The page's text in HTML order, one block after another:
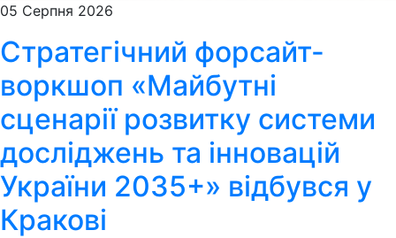
05 Серпня 2026
Стратегічний форсайт-
воркшоп «Майбутні
сценарії розвитку системи
досліджень та інновацій
України 2035+» відбувся у
Кракові